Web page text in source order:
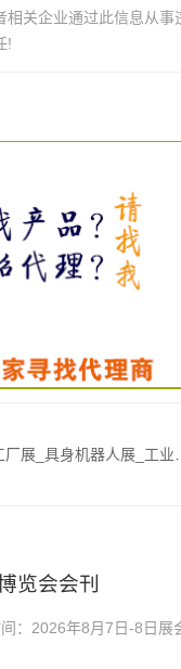
相关企业通过此信息从事
!
化及机器人展_半导体技术展_轴承展会刊参展商名录
览会会刊
：2026年8月7日-8日展